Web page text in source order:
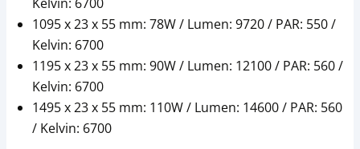
1095 x 23 x 55 mm: 78W / Lumen: 9720 / PAR: 550 /
Kelvin: 6700
1195 x 23 x 55 mm: 90W / Lumen: 12100 / PAR: 560 /
Kelvin: 6700
1495 x 23 x 55 mm: 110W / Lumen: 14600 / PAR: 560
/ Kelvin: 6700